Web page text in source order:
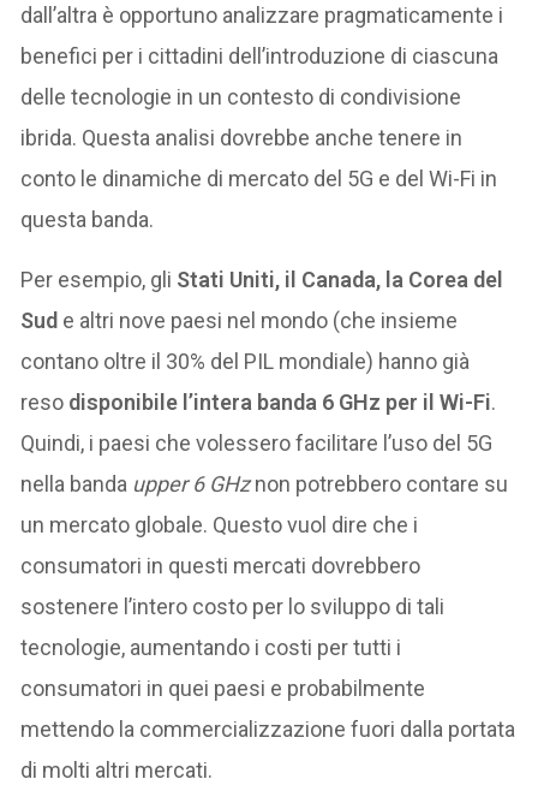
dall’altra è opportuno analizzare pragmaticamente i
benefici per i cittadini dell’introduzione di ciascuna
delle tecnologie in un contesto di condivisione
ibrida. Questa analisi dovrebbe anche tenere in
conto le dinamiche di mercato del 5G e del Wi-Fi in
questa banda.
Per esempio, gli Stati Uniti, il Canada, la Corea del
Sud e altri nove paesi nel mondo (che insieme
contano oltre il 30% del PIL mondiale) hanno già
reso disponibile l’intera banda 6 GHz per il Wi-Fi.
Quindi, i paesi che volessero facilitare l’uso del 5G
nella banda upper 6 GHznon potrebbero contare su
un mercato globale. Questo vuol dire che i
consumatori in questi mercati dovrebbero
sostenere l’intero costo per lo sviluppo di tali
tecnologie, aumentando i costi per tutti i
consumatori in quei paesi e probabilmente
mettendo la commercializzazione fuori dalla portata
di molti altri mercati.